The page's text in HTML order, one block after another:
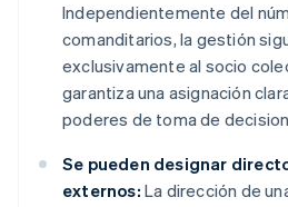
Independientemente del
comanditarios, la gestión
exclusivamente al socio
garantiza una asignación
poderes de toma de
Se pueden designar
externos: La dirección de